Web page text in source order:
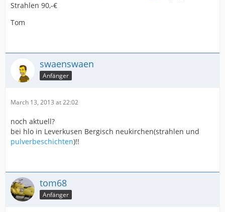
Strahlen 90,-€
Tom
swaenswaen
Anfänger
March 13, 2013 at 22:02
noch aktuell?
bei hlo in Leverkusen Bergisch neukirchen(strahlen und
pulverbeschichten)!!
tom68
Anfänger